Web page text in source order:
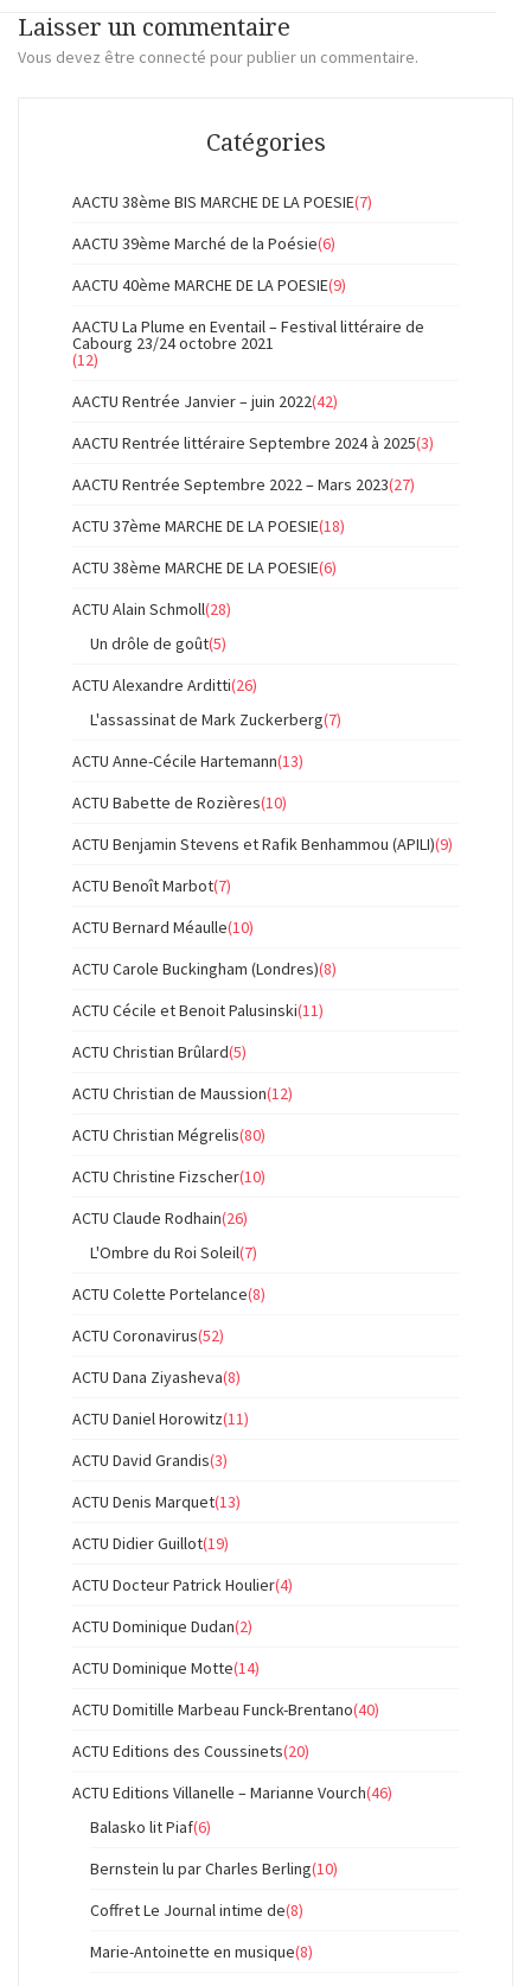
Laisser un commentaire
Vous devez être connecté pour publier un commentaire.
Catégories
AACTU 38ème BIS MARCHE DE LA POESIE(7)
AACTU 39ème Marché de la Poésie(6)
AACTU 40ème MARCHE DE LA POESIE(9)
AACTU La Plume en Eventail – Festival littéraire de
Cabourg 23/24 octobre 2021
(12)
AACTU Rentrée Janvier – juin 2022(42)
AACTU Rentrée littéraire Septembre 2024 à 2025(3)
AACTU Rentrée Septembre 2022 – Mars 2023(27)
ACTU 37ème MARCHE DE LA POESIE(18)
ACTU 38ème MARCHE DE LA POESIE(6)
ACTU Alain Schmoll(28)
Un drôle de goût(5)
ACTU Alexandre Arditti(26)
L'assassinat de Mark Zuckerberg(7)
ACTU Anne-Cécile Hartemann(13)
ACTU Babette de Rozières(10)
ACTU Benjamin Stevens et Rafik Benhammou (APILI)(9)
ACTU Benoît Marbot(7)
ACTU Bernard Méaulle(10)
ACTU Carole Buckingham (Londres)(8)
ACTU Cécile et Benoit Palusinski(11)
ACTU Christian Brûlard(5)
ACTU Christian de Maussion(12)
ACTU Christian Mégrelis(80)
ACTU Christine Fizscher(10)
ACTU Claude Rodhain(26)
L'Ombre du Roi Soleil(7)
ACTU Colette Portelance(8)
ACTU Coronavirus(52)
ACTU Dana Ziyasheva(8)
ACTU Daniel Horowitz(11)
ACTU David Grandis(3)
ACTU Denis Marquet(13)
ACTU Didier Guillot(19)
ACTU Docteur Patrick Houlier(4)
ACTU Dominique Dudan(2)
ACTU Dominique Motte(14)
ACTU Domitille Marbeau Funck-Brentano(40)
ACTU Editions des Coussinets(20)
ACTU Editions Villanelle – Marianne Vourch(46)
Balasko lit Piaf(6)
Bernstein lu par Charles Berling(10)
Coffret Le Journal intime de(8)
Marie-Antoinette en musique(8)